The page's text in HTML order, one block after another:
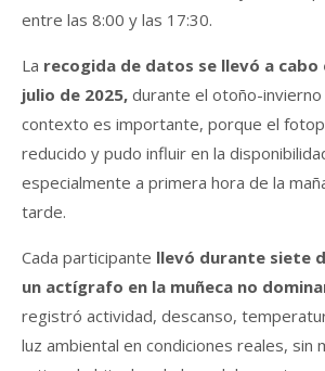
entre las 8:00 y las 17:30.
La recogida de datos se llevó a
julio de 2025, durante el otoño-
contexto es importante, porque el
reducido y pudo influir en la
especialmente a primera hora de la
tarde.
Cada participante llevó durante siete
un actígrafo en la muñeca no
registró actividad, descanso,
luz ambiental en condiciones reales, sin